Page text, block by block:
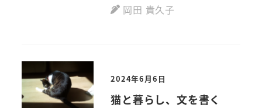
岡田 貴久子
2024年6月6日
猫と暮らし、文を書く